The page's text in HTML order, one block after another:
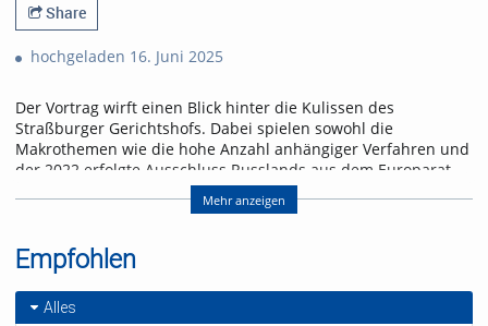
Share
hochgeladen 16. Juni 2025
Der Vortrag wirft einen Blick hinter die Kulissen des
Straßburger Gerichtshofs. Dabei spielen sowohl die
Makrothemen wie die hohe Anzahl anhängiger Verfahren und
der 2022 erfolgte Ausschluss Russlands aus dem Europarat,
das Budget und die Richterwahl, die Staatenbeschwerden
und die Vollstreckung der Urteile eine Rolle als auch die ganz
Richtern und Juristen der Registry etwa in puncto
Mehrsprachigkeit, Beratungskultur, Zusammenarbeit
zwischen Richtern und Juristen.
Mehr anzeigen
Empfohlen
Alles